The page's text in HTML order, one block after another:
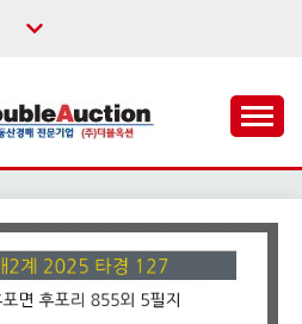
– 대한민국 1
경매 정보 제